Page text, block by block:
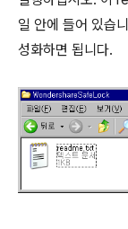
일 안에 들어 있습
성화하면 됩니다.